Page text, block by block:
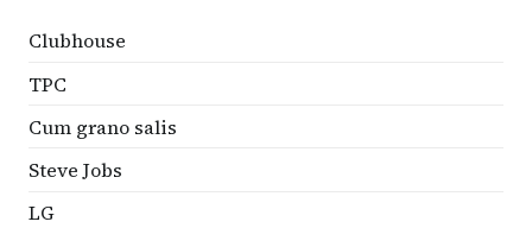
Clubhouse
TPC
Cum grano salis
Steve Jobs
LG